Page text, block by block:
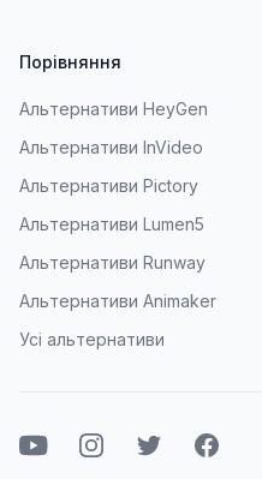
Порівняння
Альтернативи HeyGen
Альтернативи InVideo
Альтернативи Pictory
Альтернативи Lumen5
Альтернативи Runway
Альтернативи Animaker
Усі альтернативи
Ютуб InstagramТвіттерФейсбук